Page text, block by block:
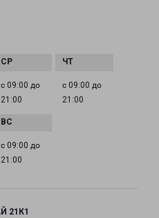
с 09:00 до
21:00
с 09:00 до
21:00
с 09:00 до
21:00
21К1